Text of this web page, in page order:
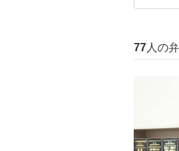
77 人の